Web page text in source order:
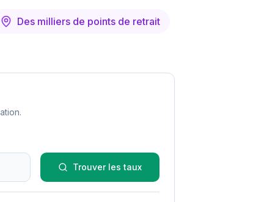
Des milliers de points de retrait
Trouver les taux